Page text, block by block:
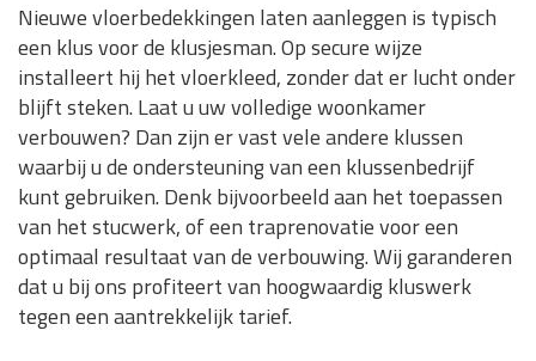
Nieuwe vloerbedekkingen laten aanleggen is typisch
een klus voor de klusjesman. Op secure wijze
installeert hij het vloerkleed, zonder dat er lucht onder
blijft steken. Laat u uw volledige woonkamer
verbouwen? Dan zijn er vast vele andere klussen
waarbij u de ondersteuning van een klussenbedrijf
kunt gebruiken. Denk bijvoorbeeld aan het toepassen
van het stucwerk, of een traprenovatie voor een
optimaal resultaat van de verbouwing. Wij garanderen
dat u bij ons profiteert van hoogwaardig kluswerk
tegen een aantrekkelijk tarief.